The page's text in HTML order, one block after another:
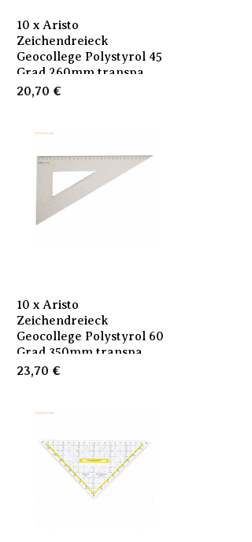
10 x Aristo
Zeichendreieck
Geocollege Polystyrol 45
Grad 260mm transpa
20,70 €
10 x Aristo
Zeichendreieck
Geocollege Polystyrol 60
Grad 350mm transpa
23,70 €